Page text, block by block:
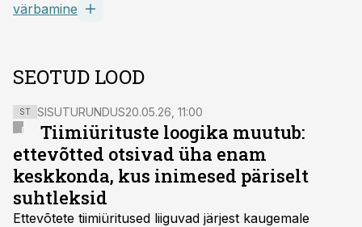
värbamine
SEOTUD LOOD
ST SISUTURUNDUS20.05.26, 11:00
Tiimiürituste loogika muutub:
ettevõtted otsivad üha enam
keskkonda, kus inimesed päriselt
suhtleksid
Ettevõtete tiimiüritused liiguvad järjest kaugemale